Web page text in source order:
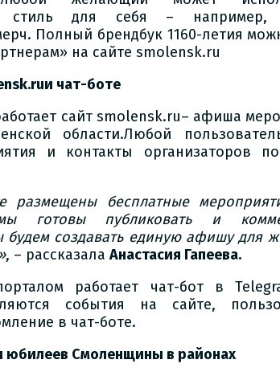
стиль для себя – например,
Полный брендбук 1160-летия
на сайте smolensk.ru
.ruи чат-боте
сайт smolensk.ru– афиша
области.Любой
и контакты организаторов
размещены бесплатные
готовы публиковать и
будем создавать единую афишу для
, – рассказалаАнастасия Гапеева.
работает чат-бот в
события на сайте,
в чат-боте.
юбилеев Смоленщины в районах